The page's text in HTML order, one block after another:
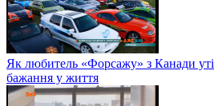
Як любитель «Форсажу» з Канади
бажання у життя